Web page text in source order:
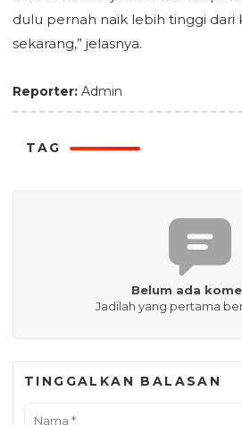
dulu pernah naik lebih tinggi dari
sekarang,” jelasnya.
Reporter: Admin
TAG
Belum ada
Jadilah yang pertama
TINGGALKAN BALASAN